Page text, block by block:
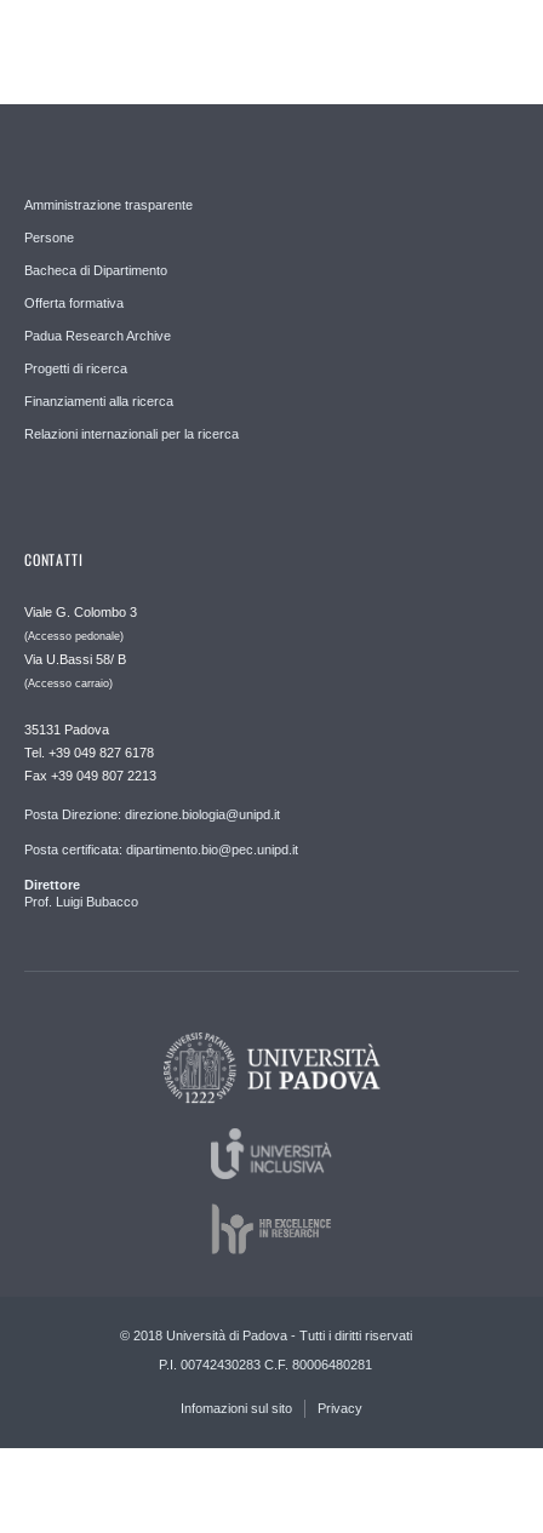
Amministrazione trasparente
Persone
Bacheca di Dipartimento
Offerta formativa
Padua Research Archive
Progetti di ricerca
Finanziamenti alla ricerca
Relazioni internazionali per la ricerca
CONTATTI
Viale G. Colombo 3
(Accesso pedonale)
Via U.Bassi 58/ B
(Accesso carraio)
35131 Padova
Tel. +39 049 827 6178
Fax +39 049 807 2213
Posta Direzione: direzione.biologia@unipd.it
Posta certificata: dipartimento.bio@pec.unipd.it
Direttore
Prof. Luigi Bubacco
© 2018 Università di Padova - Tutti i diritti riservati
P.I. 00742430283 C.F. 80006480281
Infomazioni sul sito Privacy